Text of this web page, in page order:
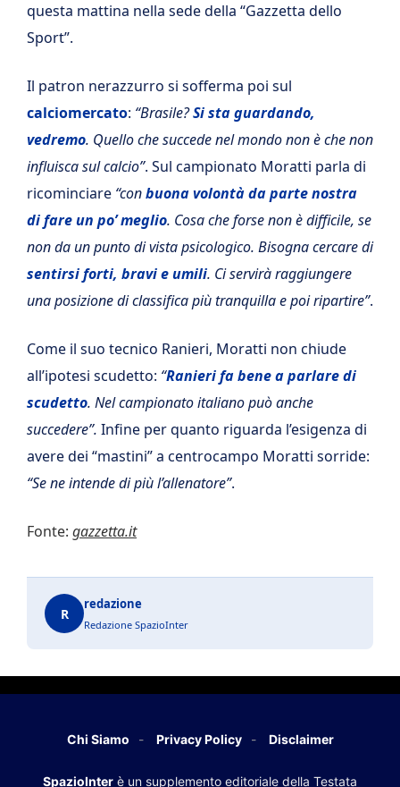
questa mattina nella sede della “Gazzetta dello
Sport”.
Il patron nerazzurro si sofferma poi sul
calciomercato: “Brasile?Si sta guardando,
vedremo. Quello che succede nel mondo non è che non
influisca sul calcio”. Sul campionato Moratti parla di
ricominciare “conbuona volontà da parte nostra
di fare un po’ meglio. Cosa che forse non è difficile, se
non da un punto di vista psicologico. Bisogna cercare di
sentirsi forti, bravi e umili. Ci servirà raggiungere
una posizione di classifica più tranquilla e poi ripartire”.
Come il suo tecnico Ranieri, Moratti non chiude
all’ipotesi scudetto: “Ranieri fa bene a parlare di
scudetto. Nel campionato italiano può anche
succedere”. Infine per quanto riguarda l’esigenza di
avere dei “mastini” a centrocampo Moratti sorride:
“Se ne intende di più l’allenatore”.
Fonte: gazzetta.it
R
redazione
Redazione SpazioInter
Chi Siamo Privacy Policy Disclaimer
SpazioInter è un supplemento editoriale della Testata